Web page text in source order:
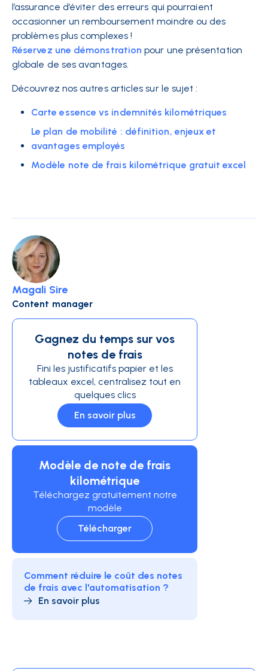
l’assurance d’éviter des erreurs qui pourraient
occasionner un remboursement moindre ou des
problèmes plus complexes !
Réservez une démonstration pour une présentation
globale de ses avantages.
Découvrez nos autres articles sur le sujet :
Carte essence vs indemnités kilométriques
Le plan de mobilité : définition, enjeux et
avantages employés
Modèle note de frais kilométrique gratuit excel
Magali Sire
Content manager
Gagnez du temps sur vos
notes de frais
Fini les justificatifs papier et les
tableaux excel, centralisez tout en
quelques clics
En savoir plus
Modèle de note de frais
kilométrique
Téléchargez gratuitement notre
modèle
Télécharger
Comment réduire le coût des notes
de frais avec l'automatisation ?
En savoir plus